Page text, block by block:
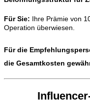
Für Sie: Ihre Prämie von
Operation überwiesen.
Für die
die Gesamtkosten